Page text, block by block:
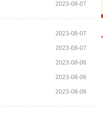
2023-08-07
2023-08-07
2023-08-07
2023-08-06
2023-08-06
2023-08-06